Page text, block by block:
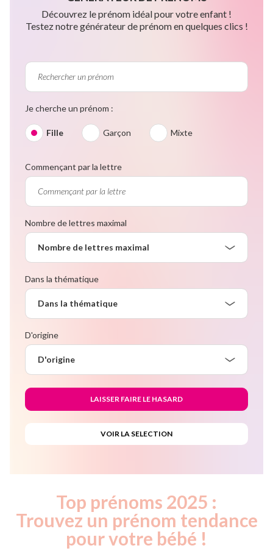
Découvrez le prénom idéal pour votre enfant !
Testez notre générateur de prénom en quelques clics !
Je cherche un prénom :
Fille Garçon Mixte
Commençant par la lettre
Nombre de lettres maximal
Nombre de lettres maximal
Dans la thématique
Dans la thématique
D'origine
D'origine
Top prénoms 2025 :
Trouvez un prénom tendance
pour votre bébé !